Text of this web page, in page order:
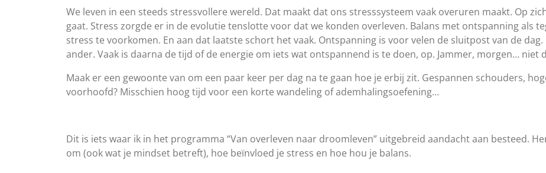
We leven in een steeds stressvollere wereld. Dat maakt dat ons stresssysteem vaak overuren maakt. Op
gaat. Stress zorgde er in de evolutie tenslotte voor dat we konden overleven. Balans met ontspanning als
stress te voorkomen. En aan dat laatste schort het vaak. Ontspanning is voor velen de sluitpost van de
ander. Vaak is daarna de tijd of de energie om iets wat ontspannend is te doen, op. Jammer, morgen…
Maak er een gewoonte van om een paar keer per dag na te gaan hoe je erbij zit. Gespannen schouders,
voorhoofd? Misschien hoog tijd voor een korte wandeling of ademhalingsoefening…
Dit is iets waar ik in het programma “Van overleven naar droomleven” uitgebreid aandacht aan besteed.
om (ook wat je mindset betreft), hoe beïnvloed je stress en hoe hou je balans.